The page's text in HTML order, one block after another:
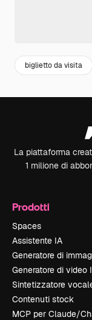
biglietto da visita
La piattaforma
1 milione di
Prodotti
Spaces
Assistente IA
Generatore di
Generatore di video
Sintetizzatore
Contenuti stock
MCP per Claude/